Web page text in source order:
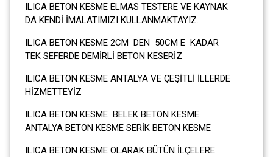
ILICA BETON KESME ELMAS TESTERE VE KAYNAK
DA KENDİ İMALATIMIZI KULLANMAKTAYIZ.
ILICA BETON KESME 2CM DEN 50CM E KADAR
TEK SEFERDE DEMİRLİ BETON KESERİZ
ILICA BETON KESME ANTALYA VE ÇEŞİTLİ İLLERDE
HİZMETTEYİZ
ILICA BETON KESME BELEK BETON KESME
ANTALYA BETON KESME SERİK BETON KESME
ILICA BETON KESME OLARAK BÜTÜN İLÇELERE